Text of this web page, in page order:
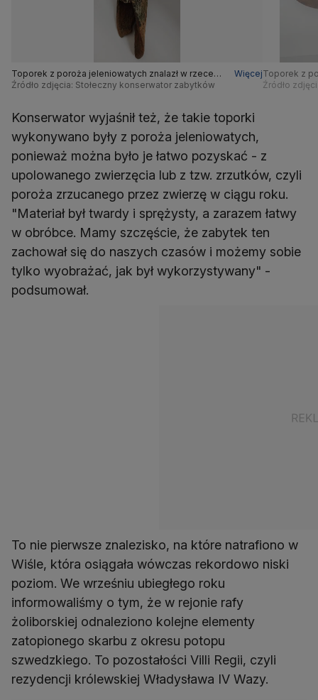
Toporek z poroża jeleniowatych znalazł w rzece
mieszkaniec
Więcej
Źródło zdjęcia: Stołeczny konserwator zabytków
Toporek z
mieszkaniec
Źródło
Konserwator wyjaśnił też, że takie toporki
wykonywano były z poroża jeleniowatych,
ponieważ można było je łatwo pozyskać - z
upolowanego zwierzęcia lub z tzw. zrzutków, czyli
poroża zrzucanego przez zwierzę w ciągu roku.
"Materiał był twardy i sprężysty, a zarazem łatwy
w obróbce. Mamy szczęście, że zabytek ten
zachował się do naszych czasów i możemy sobie
tylko wyobrażać, jak był wykorzystywany" -
podsumował.
To nie pierwsze znalezisko, na które natrafiono w
Wiśle, która osiągała wówczas rekordowo niski
poziom. We wrześniu ubiegłego roku
informowaliśmy o tym, że w rejonie rafy
żoliborskiej odnaleziono kolejne elementy
zatopionego skarbu z okresu potopu
szwedzkiego. To pozostałości Villi Regii, czyli
rezydencji królewskiej Władysława IV Wazy.